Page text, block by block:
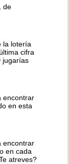
de
la lotería
cifra
jugarías
encontrar
en esta
encontrar
en cada
atreves?